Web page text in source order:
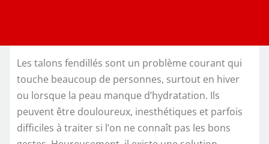
Les talons fendillés sont un problème courant qui
touche beaucoup de personnes, surtout en hiver
ou lorsque la peau manque d’hydratation. Ils
peuvent être douloureux, inesthétiques et parfois
difficiles à traiter si l’on ne connaît pas les bons